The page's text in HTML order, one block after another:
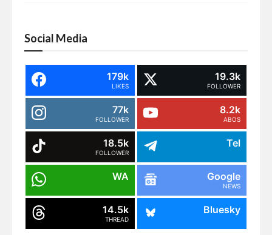
Social Media
179k
LIKES
19.3k
FOLLOWER
77k
FOLLOWER
8.2k
ABOS
18.5k
FOLLOWER
Tel
WA Google
NEWS
14.5k
THREAD
Bluesky